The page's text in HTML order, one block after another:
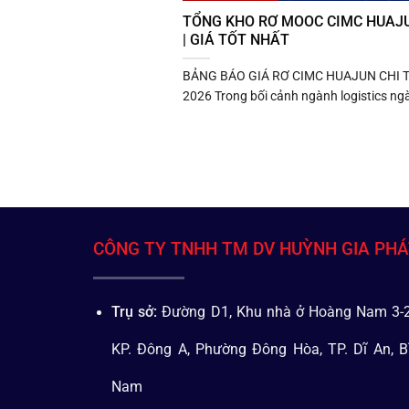
TỔNG KHO RƠ MOOC CIMC
| GIÁ TỐT NHẤT
BẢNG BÁO GIÁ RƠ CIMC HUAJUN CHI
2026 Trong bối cảnh ngành logistics
CÔNG TY TNHH TM DV HUỲNH GIA
Trụ sở: Đường D1, Khu nhà ở Hoàng Nam 3-
KP. Đông A, Phường Đông Hòa, TP. Dĩ An,
Nam